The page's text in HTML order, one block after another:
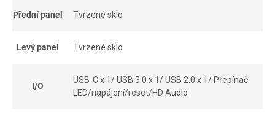
Přední panel Tvrzené sklo
Levý panel Tvrzené sklo
I/O
USB-C x 1/ USB 3.0 x 1/ USB 2.0 x 1/ Přepínač
LED/napájení/reset/HD Audio